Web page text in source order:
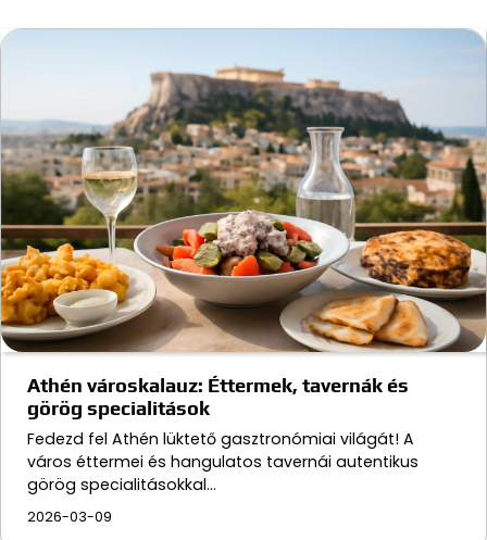
Athén városkalauz: Éttermek, tavernák és
görög specialitások
Fedezd fel Athén lüktető gasztronómiai világát! A
város éttermei és hangulatos tavernái autentikus
görög specialitásokkal…
2026-03-09